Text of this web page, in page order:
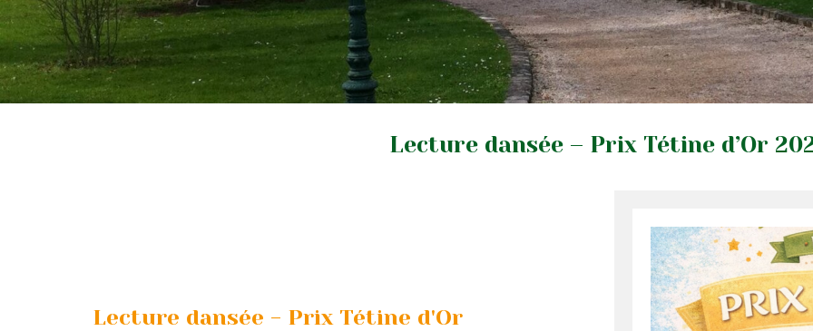
Lecture dansée – Prix Tétine d’Or
Lecture dansée - Prix Tétine d'Or